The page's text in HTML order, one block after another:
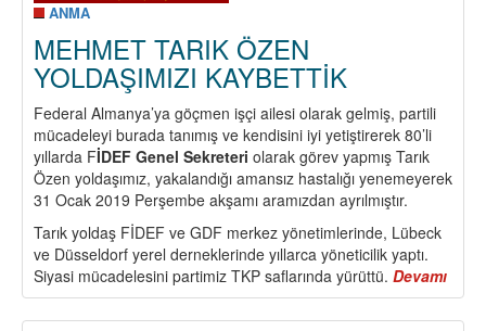
ANMA
MEHMET TARIK ÖZEN
YOLDAŞIMIZI KAYBETTİK
Federal Almanya’ya göçmen işçi ailesi olarak gelmiş, partili
mücadeleyi burada tanımış ve kendisini iyi yetiştirerek 80’li
yıllarda FİDEF Genel Sekreteri olarak görev yapmış Tarık
Özen yoldaşımız, yakalandığı amansız hastalığı yenemeyerek
31 Ocak 2019 Perşembe akşamı aramızdan ayrılmıştır.
Tarık yoldaş FİDEF ve GDF merkez yönetimlerinde, Lübeck
ve Düsseldorf yerel derneklerinde yıllarca yöneticilik yaptı.
Siyasi mücadelesini partimiz TKP saflarında yürüttü. Devamı